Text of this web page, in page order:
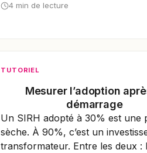
4 min de lecture
TUTORIEL
Mesurer l’adoption
démarrage
Un SIRH adopté à 30% est une
sèche. À 90%, c’est un
transformateur. Entre les deux :